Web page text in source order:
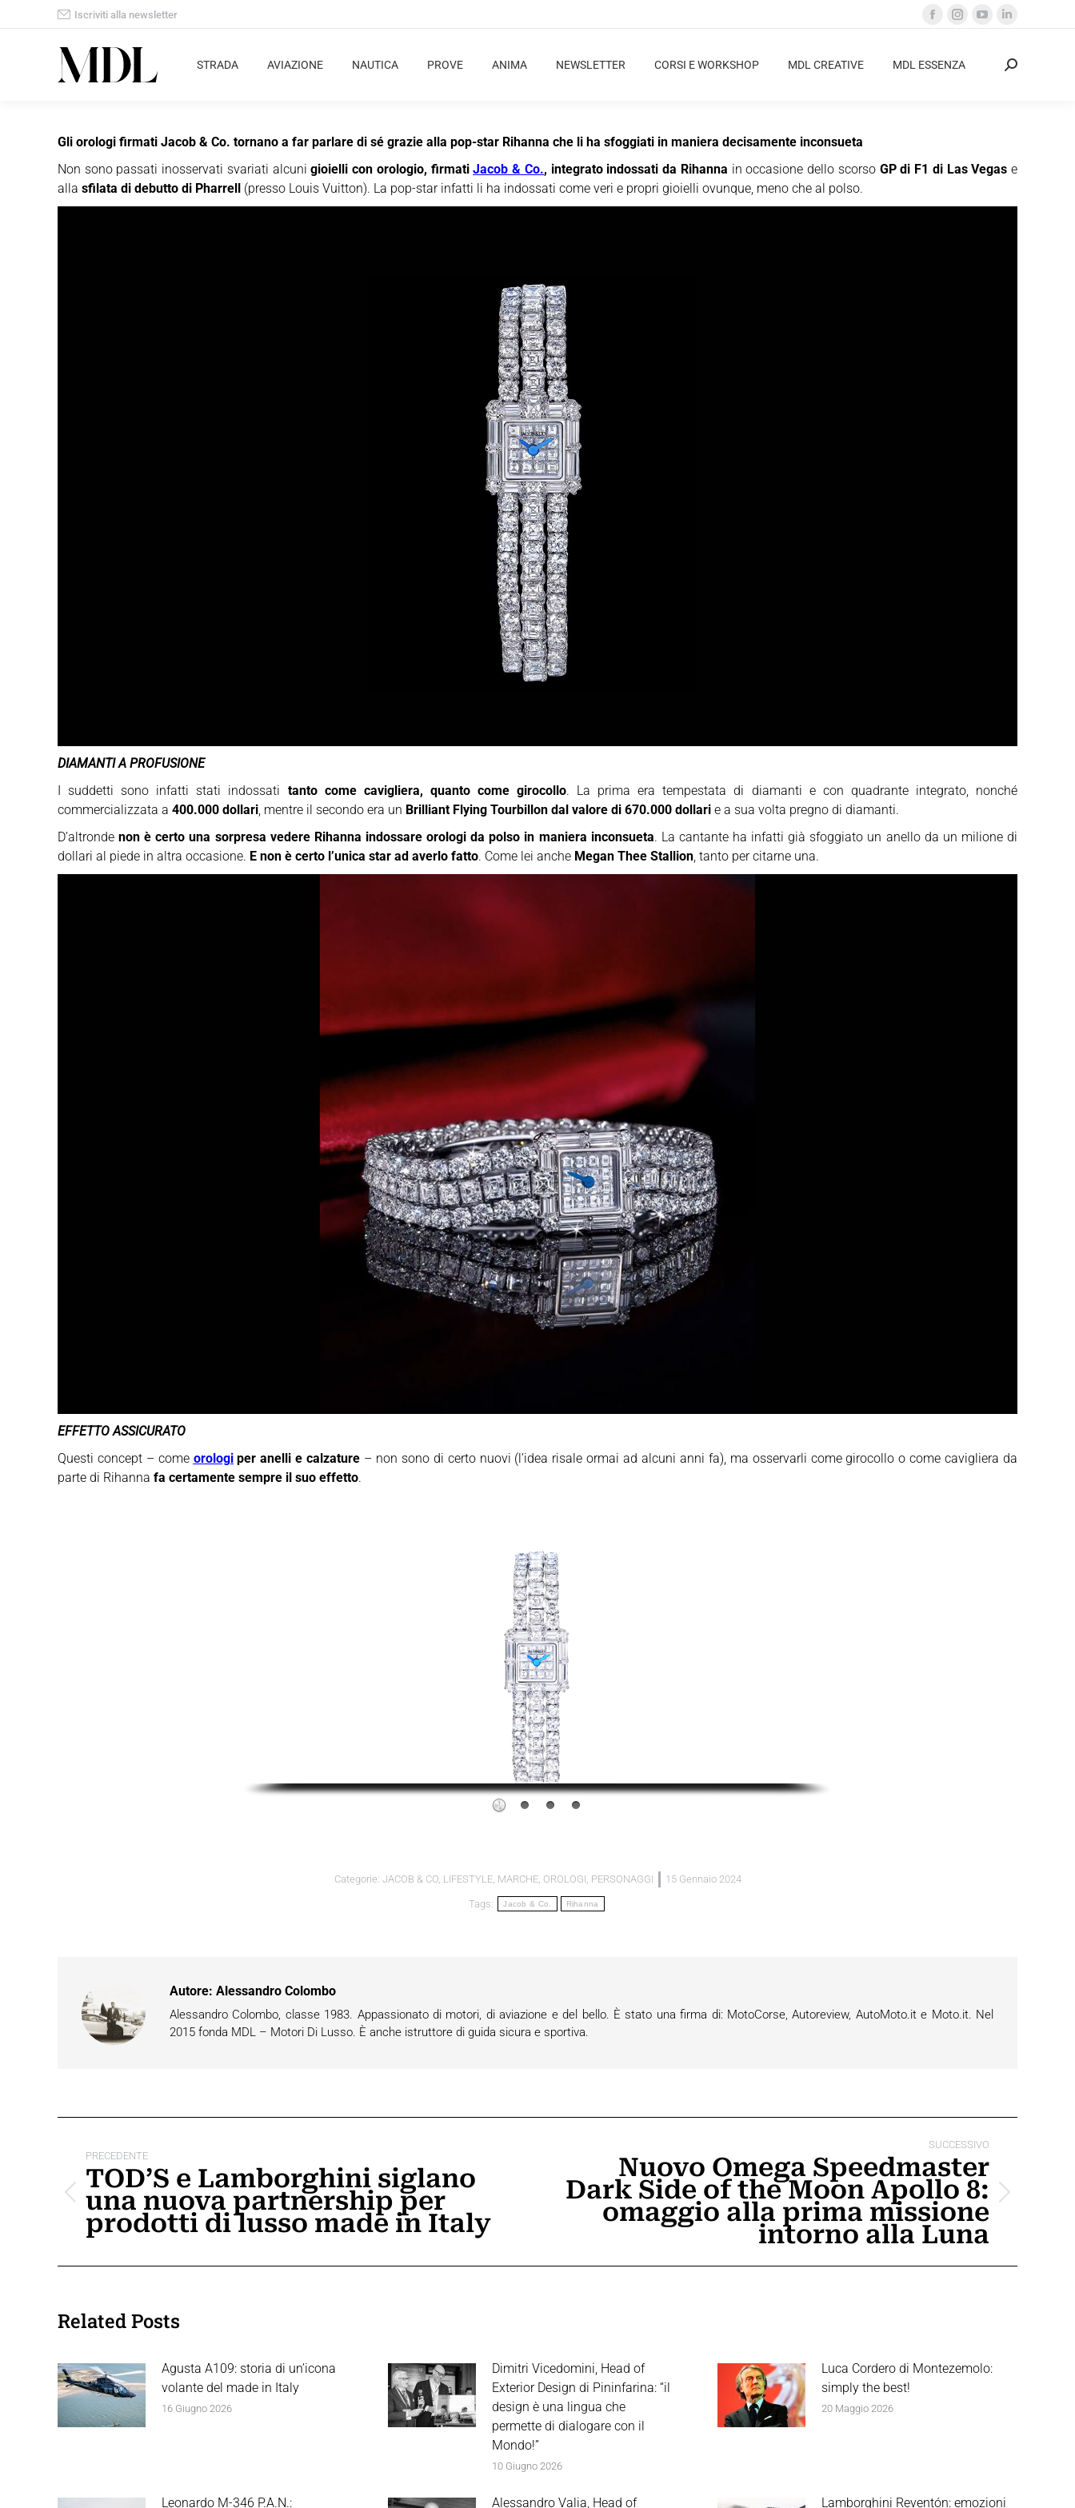
Iscriviti alla newsletter
Facebook
opens
Instagram
opens
YouTube
opens
Linkedin
opens
STRADA AVIAZIONE NAUTICA PROVE ANIMA NEWSLETTER CORSI E WORKSHOP MDL CREATIVE MDL ESSENZA Cerca:
Gli orologi firmati Jacob & Co. tornano a far parlare di sé grazie alla pop-star Rihanna che li ha sfoggiati in maniera decisamente inconsueta
Non sono passati inosservati svariati alcunigioielli con orologio, firmatiJacob & Co., integrato indossati da Rihanna in occasione dello scorso GP di F1 di Las Vegas e
alla sfilata di debutto di Pharrell (presso Louis Vuitton). La pop-star infatti li ha indossati come veri e propri gioielli ovunque, meno che al polso.
DIAMANTI A PROFUSIONE
I suddetti sono infatti stati indossati tanto come cavigliera, quanto come girocollo. La prima era tempestata di diamanti e con quadrante integrato, nonché
commercializzata a 400.000 dollari, mentre il secondo era un Brilliant Flying Tourbillon dal valore di 670.000 dollari e a sua volta pregno di diamanti.
D’altrondenon è certo una sorpresa vedere Rihanna indossare orologi da polso in maniera inconsueta. La cantante ha infatti già sfoggiato un anello da un milione di
dollari al piede in altra occasione. E non è certo l’unica star ad averlo fatto. Come lei anche Megan Thee Stallion, tanto per citarne una.
EFFETTO ASSICURATO
Questi concept – come orologiper anelli e calzature – non sono di certo nuovi (l’idea risale ormai ad alcuni anni fa), ma osservarli come girocollo o come cavigliera da
parte di Rihanna fa certamente sempre il suo effetto.
Categorie: JACOB & CO, LIFESTYLE, MARCHE, OROLOGI, PERSONAGGI 15 Gennaio 2024
Tags: Jacob & Co. Rihanna
Autore: Alessandro Colombo
Alessandro Colombo, classe 1983. Appassionato di motori, di aviazione e del bello. È stato una firma di: MotoCorse, Autoreview, AutoMoto.it e Moto.it. Nel
2015 fonda MDL – Motori Di Lusso. È anche istruttore di guida sicura e sportiva.
post
PRECEDENTE
Post
precedente:
TOD’S e Lamborghini siglano
una nuova partnership per
prodotti di lusso made in Italy
SUCCESSIVO
Prossimo
Nuovo Omega Speedmaster
Dark Side of the Moon Apollo 8:
omaggio alla prima missione
intorno alla Luna
Related Posts
Agusta A109: storia di un’icona
volante del made in Italy
16 Giugno 2026
Dimitri Vicedomini, Head of
Exterior Design di Pininfarina: “il
design è una lingua che
permette di dialogare con il
Mondo!”
10 Giugno 2026
Luca Cordero di Montezemolo:
simply the best!
20 Maggio 2026
Leonardo M-346 P.A.N.: Alessandro Valia, Head of Lamborghini Reventón: emozioni